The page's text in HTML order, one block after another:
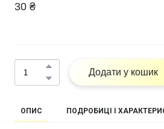
30 ₴
Додати у кошик
ОПИС ПОДРОБИЦІ І